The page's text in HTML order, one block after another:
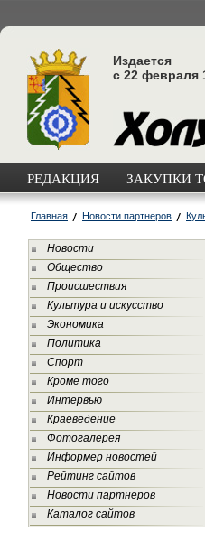
Издается
с 22 февраля
РЕДАКЦИЯ ЗАКУПКИ
Главная Новости партнеров
Новости
Общество
Происшествия
Культура и искусство
Экономика
Политика
Спорт
Кроме того
Интервью
Краеведение
Фотогалерея
Информер новостей
Рейтинг сайтов
Новости партнеров
Каталог сайтов